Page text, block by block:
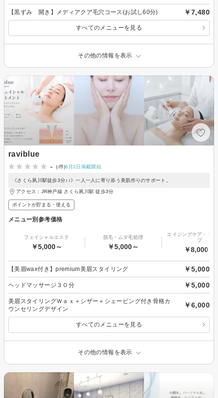
【黒ずみ 開き】メディアクア毛穴コース(お試し60分) ￥7,480
すべてのメニューを見る
その他の情報を表示
raviblue
-
(-件)6月2日掲載開始
《さくら夙川駅徒歩3分♪♪》一人一人に寄り添う美肌作りのサポート。
アクセス：JR神戸線 さくら夙川駅 徒歩3分
ポイントが貯まる・使える
メニュー別参考価格
フェイシャルエステ
￥5,000～
脱毛・ムダ毛処理
￥5,000～
エイジングケア・リ
プ
￥8,000～
【美眉wax付き】premium美眉スタイリング ￥5,000
ヘッドマッサージ３０分 ￥5,000
美眉スタイリングＷａｘ＋シザー＋シェービング付き骨格カ
ウンセリングデザイン
￥6,000
すべてのメニューを見る
その他の情報を表示